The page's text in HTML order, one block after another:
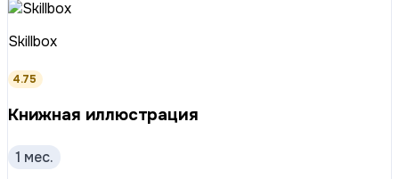
Skillbox
4.75
Книжная иллюстрация
1 мес.